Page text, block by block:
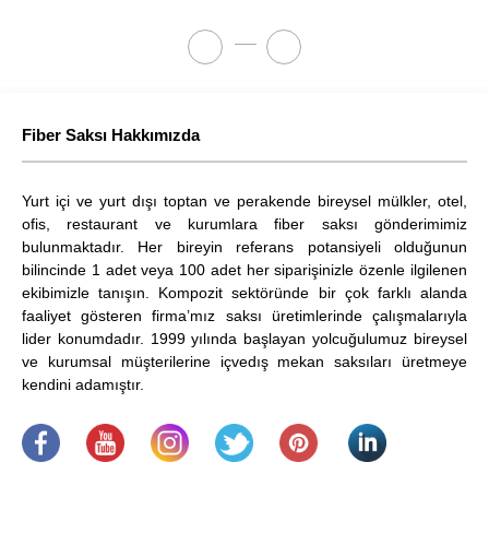
Fiber Saksı Hakkımızda
Yurt içi ve yurt dışı toptan ve perakende bireysel mülkler, otel,
ofis, restaurant ve kurumlara fiber saksı gönderimimiz
bulunmaktadır. Her bireyin referans potansiyeli olduğunun
bilincinde 1 adet veya 100 adet her siparişinizle özenle ilgilenen
ekibimizle tanışın. Kompozit sektöründe bir çok farklı alanda
faaliyet gösteren firma’mız saksı üretimlerinde çalışmalarıyla
lider konumdadır. 1999 yılında başlayan yolcuğulumuz bireysel
ve kurumsal müşterilerine içvedış mekan saksıları üretmeye
kendini adamıştır.